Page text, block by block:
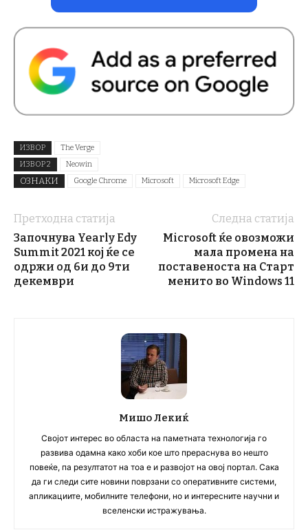
ИЗВОР
The Verge
ИЗВОР 2
Neowin
ОЗНАКИ Google Chrome Microsoft Microsoft Edge
Претходна статија
Започнува Yearly Edy
Summit 2021 кој ќе се
одржи од 6и до 9ти
декември
Следна статија
Microsoft ќе овозможи
мала промена на
поставеноста на Старт
менито во Windows 11
Мишо Лекиќ
Својот интерес во областа на паметната технологија го
развива одамна како хоби кое што прераснува во нешто
повеќе, па резултатот на тоа е и развојот на овој портал. Сака
да ги следи сите новини поврзани со оперативните системи,
апликациите, мобилните телефони, но и интересните научни и
вселенски истражувања.